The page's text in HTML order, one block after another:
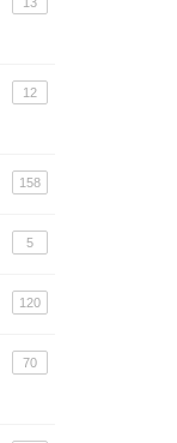
12
158
5
120
70